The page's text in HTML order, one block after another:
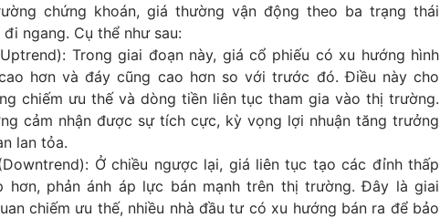
chứng khoán, giá thường vận động theo ba trạng thái
ngang. Cụ thể như sau:
Trong giai đoạn này, giá cổ phiếu có xu hướng hình
hơn và đáy cũng cao hơn so với trước đó. Điều này cho
chiếm ưu thế và dòng tiền liên tục tham gia vào thị trường.
cảm nhận được sự tích cực, kỳ vọng lợi nhuận tăng trưởng
lan tỏa.
Ở chiều ngược lại, giá liên tục tạo các đỉnh thấp
hơn, phản ánh áp lực bán mạnh trên thị trường. Đây là giai
chiếm ưu thế, nhiều nhà đầu tư có xu hướng bán ra để bảo